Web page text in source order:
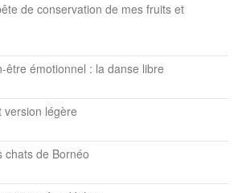
de conservation de mes fruits et
être émotionnel : la danse libre
version légère
chats de Bornéo